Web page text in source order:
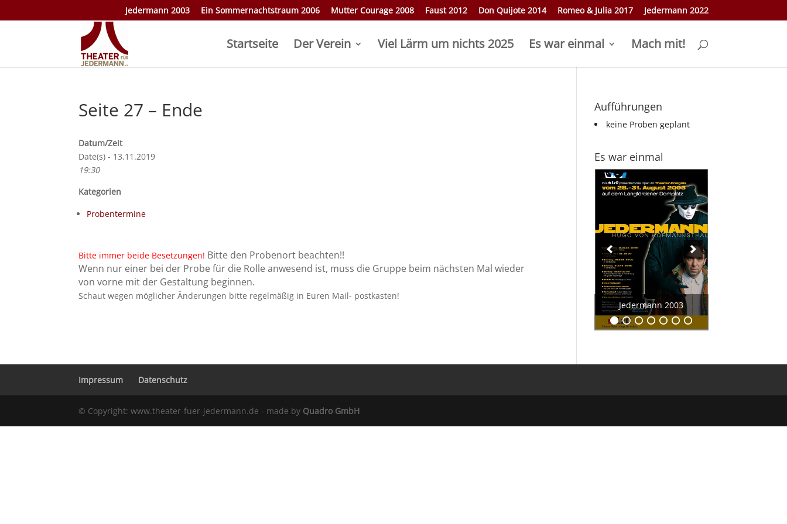
Jedermann 2003 Ein Sommernachtstraum 2006 Mutter Courage 2008 Faust 2012 Don Quijote 2014 Romeo & Julia 2017 Jedermann 2022
Startseite Der Verein Viel Lärm um nichts 2025 Es war einmal Mach mit!
Seite 27 – Ende
Datum/Zeit
Date(s) - 13.11.2019
19:30
Kategorien
Probentermine
Bitte immer beide Besetzungen! Bitte den Probenort beachten!!
Wenn nur einer bei der Probe für die Rolle anwesend ist, muss die Gruppe beim nächsten Mal wieder
von vorne mit der Gestaltung beginnen.
Schaut wegen möglicher Änderungen bitte regelmäßig in Euren Mail- postkasten!
Aufführungen
keine Proben geplant
Es war einmal
Jedermann 2003
Impressum Datenschutz
© Copyright: www.theater-fuer-jedermann.de - made by Quadro GmbH